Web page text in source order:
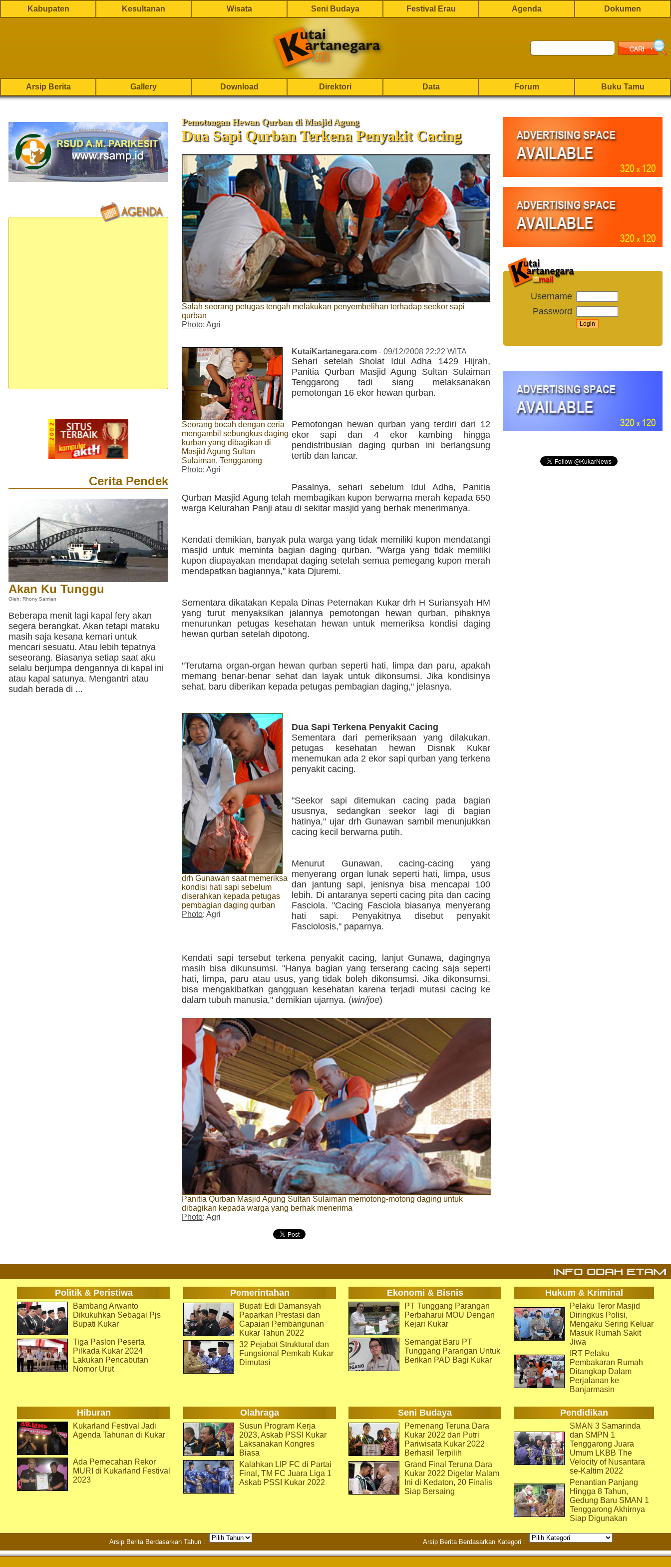
Kabupaten Kesultanan Wisata Seni Budaya Festival Erau Agenda Dokumen
Arsip Berita Gallery Download Direktori Data Forum Buku Tamu
Cerita Pendek
Akan Ku Tunggu
Oleh: Rhony Samlan
Beberapa menit lagi kapal fery akan
segera berangkat. Akan tetapi mataku
masih saja kesana kemari untuk
mencari sesuatu. Atau lebih tepatnya
seseorang. Biasanya setiap saat aku
selalu berjumpa dengannya di kapal ini
atau kapal satunya. Mengantri atau
sudah berada di ...
Pemotongan Hewan Qurban di Masjid Agung
Dua Sapi Qurban Terkena Penyakit Cacing
Salah seorang petugas tengah melakukan penyembelihan terhadap seekor sapi
qurban
Photo: Agri
Seorang bocah dengan ceria
mengambil sebungkus daging
kurban yang dibagikan di
Masjid Agung Sultan
Sulaiman, Tenggarong
Photo: Agri
KutaiKartanegara.com - 09/12/2008 22:22 WITA
Sehari setelah Sholat Idul Adha 1429 Hijrah,
Panitia Qurban Masjid Agung Sultan Sulaiman
Tenggarong tadi siang melaksanakan
pemotongan 16 ekor hewan qurban.
Pemotongan hewan qurban yang terdiri dari 12
ekor sapi dan 4 ekor kambing hingga
pendistribusian daging qurban ini berlangsung
tertib dan lancar.
Pasalnya, sehari sebelum Idul Adha, Panitia
Qurban Masjid Agung telah membagikan kupon berwarna merah kepada 650
warga Kelurahan Panji atau di sekitar masjid yang berhak menerimanya.
Kendati demikian, banyak pula warga yang tidak memiliki kupon mendatangi
masjid untuk meminta bagian daging qurban. "Warga yang tidak memiliki
kupon diupayakan mendapat daging setelah semua pemegang kupon merah
mendapatkan bagiannya," kata Djuremi.
Sementara dikatakan Kepala Dinas Peternakan Kukar drh H Suriansyah HM
yang turut menyaksikan jalannya pemotongan hewan qurban, pihaknya
menurunkan petugas kesehatan hewan untuk memeriksa kondisi daging
hewan qurban setelah dipotong.
"Terutama organ-organ hewan qurban seperti hati, limpa dan paru, apakah
memang benar-benar sehat dan layak untuk dikonsumsi. Jika kondisinya
sehat, baru diberikan kepada petugas pembagian daging," jelasnya.
drh Gunawan saat memeriksa
kondisi hati sapi sebelum
diserahkan kepada petugas
pembagian daging qurban
Photo: Agri
Dua Sapi Terkena Penyakit Cacing
Sementara dari pemeriksaan yang dilakukan,
petugas kesehatan hewan Disnak Kukar
menemukan ada 2 ekor sapi qurban yang terkena
penyakit cacing.
"Seekor sapi ditemukan cacing pada bagian
ususnya, sedangkan seekor lagi di bagian
hatinya," ujar drh Gunawan sambil menunjukkan
cacing kecil berwarna putih.
Menurut Gunawan, cacing-cacing yang
menyerang organ lunak seperti hati, limpa, usus
dan jantung sapi, jenisnya bisa mencapai 100
lebih. Di antaranya seperti cacing pita dan cacing
Fasciola. "Cacing Fasciola biasanya menyerang
hati sapi. Penyakitnya disebut penyakit
Fasciolosis," paparnya.
Kendati sapi tersebut terkena penyakit cacing, lanjut Gunawa, dagingnya
masih bisa dikunsumsi. "Hanya bagian yang terserang cacing saja seperti
hati, limpa, paru atau usus, yang tidak boleh dikonsumsi. Jika dikonsumsi,
bisa mengakibatkan gangguan kesehatan karena terjadi mutasi cacing ke
dalam tubuh manusia," demikian ujarnya. (win/joe)
Panitia Qurban Masjid Agung Sultan Sulaiman memotong-motong daging untuk
dibagikan kepada warga yang berhak menerima
Photo: Agri
Username
Password
Politik & Peristiwa Pemerintahan Ekonomi & Bisnis Hukum & Kriminal
Bambang Arwanto
Dikukuhkan Sebagai Pjs
Bupati Kukar
Tiga Paslon Peserta
Pilkada Kukar 2024
Lakukan Pencabutan
Nomor Urut
Bupati Edi Damansyah
Paparkan Prestasi dan
Capaian Pembangunan
Kukar Tahun 2022
32 Pejabat Struktural dan
Fungsional Pemkab Kukar
Dimutasi
PT Tunggang Parangan
Perbaharui MOU Dengan
Kejari Kukar
Semangat Baru PT
Tunggang Parangan Untuk
Berikan PAD Bagi Kukar
Pelaku Teror Masjid
Diringkus Polisi,
Mengaku Sering Keluar
Masuk Rumah Sakit
Jiwa
IRT Pelaku
Pembakaran Rumah
Ditangkap Dalam
Perjalanan ke
Banjarmasin
Hiburan Olahraga Seni Budaya Pendidikan
Kukarland Festival Jadi
Agenda Tahunan di Kukar
Ada Pemecahan Rekor
MURI di Kukarland Festival
2023
Susun Program Kerja
2023, Askab PSSI Kukar
Laksanakan Kongres
Biasa
Kalahkan LIP FC di Partai
Final, TM FC Juara Liga 1
Askab PSSI Kukar 2022
Pemenang Teruna Dara
Kukar 2022 dan Putri
Pariwisata Kukar 2022
Berhasil Terpilih
Grand Final Teruna Dara
Kukar 2022 Digelar Malam
Ini di Kedaton, 20 Finalis
Siap Bersaing
SMAN 3 Samarinda
dan SMPN 1
Tenggarong Juara
Umum LKBB The
Velocity of Nusantara
se-Kaltim 2022
Penantian Panjang
Hingga 8 Tahun,
Gedung Baru SMAN 1
Tenggarong Akhirnya
Siap Digunakan
Arsip Berita Berdasarkan Tahun : Arsip Berita Berdasarkan Kategori :